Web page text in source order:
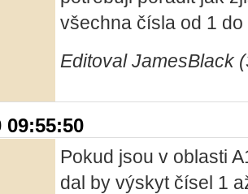
všechna čísla od 1 do
Editoval JamesBlack
09:55:50
Pokud jsou v oblasti
dal by výskyt čísel 1